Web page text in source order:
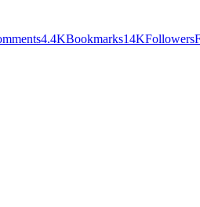
4.4KBookmarks14KFollowers